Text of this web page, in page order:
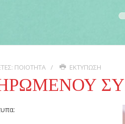
ΠΟΙΌΤΗΤΑ ΕΚΤΎΠΩΣΗ